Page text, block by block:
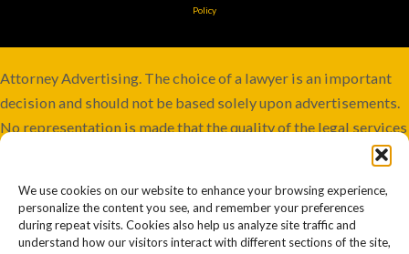
We use cookies on our website to enhance your browsing experience,
personalize the content you see, and remember your preferences
during repeat visits. Cookies also help us analyze site traffic and
understand how our visitors interact with different sections of the site,
Policy
Attorney Advertising. The choice of a lawyer is an important
decision and should not be based solely upon advertisements.
No representation is made that the quality of the legal services
to be performed is greater than the quality of legal services
jurisdictions. Although this firm maintains joint responsibility,
some cases may involve co-counsel or be referred to other
firms. Past or prior results afford no guarantee of future